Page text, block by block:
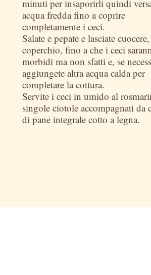
minuti per insaporirli quindi
acqua fredda fino a coprire
completamente i ceci.
Salate e pepate e lasciate
coperchio, fino a che i ceci
morbidi ma non sfatti e, se
aggiungete altra acqua calda per
completare la cottura.
Servite i ceci in umido al
singole ciotole accompagnati da
di pane integrale cotto a legna.